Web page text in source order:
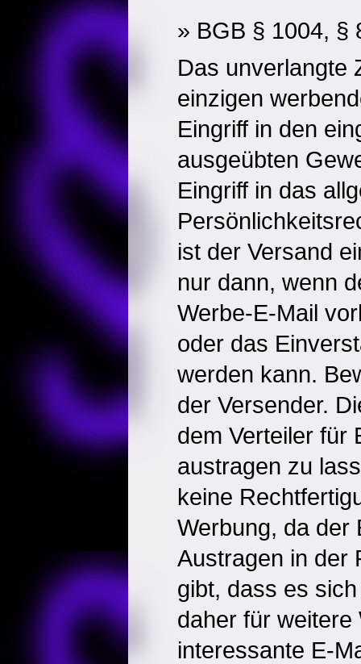
» BGB § 1004, §
Das unverlangte
einzigen
Eingriff in den
ausgeübten
Eingriff in das
ist der Versand
nur dann, wenn
Werbe-E-Mail
oder das
werden kann.
der Versender.
dem Verteiler für
austragen zu
keine
Werbung, da der
Austragen in der
gibt, dass es
daher für
interessante E-